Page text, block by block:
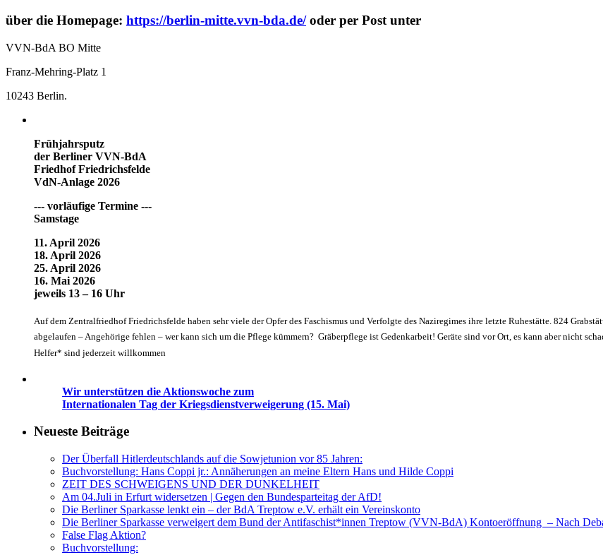
über die Homepage: https://berlin-mitte.vvn-bda.de/oder per Post unter
VVN-BdA BO Mitte
Franz-Mehring-Platz 1
10243 Berlin.
Frühjahrsputz
der Berliner VVN-BdA
Friedhof Friedrichsfelde
VdN-Anlage 2026
--- vorläufige Termine ---
Samstage
11. April 2026
18. April 2026
25. April 2026
16. Mai 2026
jeweils 13 – 16 Uhr
Auf dem Zentralfriedhof Friedrichsfelde haben sehr viele der Opfer des Faschismus und Verfolgte des Naziregimes ihre letzte Ruhestätte. 824
abgelaufen – Angehörige fehlen – wer kann sich um die Pflege kümmern? Gräberpflege ist Gedenkarbeit! Geräte sind vor Ort, es kann aber nicht
Helfer* sind jederzeit willkommen
Wir unterstützen die Aktionswoche zum
Internationalen Tag der Kriegsdienstverweigerung (15. Mai)
Neueste Beiträge
Der Überfall Hitlerdeutschlands auf die Sowjetunion vor 85 Jahren:
Buchvorstellung: Hans Coppi jr.: Annäherungen an meine Eltern Hans und Hilde Coppi
ZEIT DES SCHWEIGENS UND DER DUNKELHEIT
Am 04.Juli in Erfurt widersetzen | Gegen den Bundesparteitag der AfD!
Die Berliner Sparkasse lenkt ein – der BdA Treptow e.V. erhält ein Vereinskonto
Die Berliner Sparkasse verweigert dem Bund der Antifaschist*innen Treptow (VVN-BdA) Kontoeröffnung – Nach
False Flag Aktion?
Buchvorstellung: